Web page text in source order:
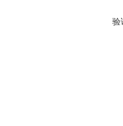
验